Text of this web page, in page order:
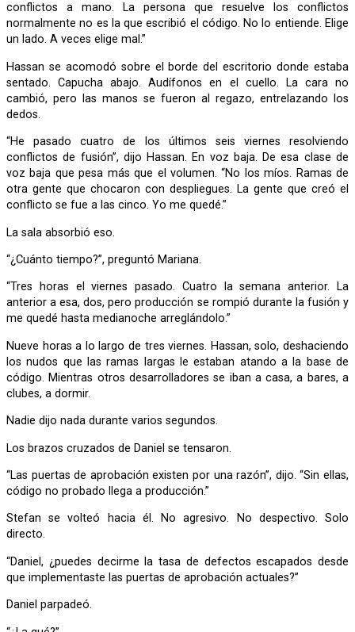
conflictos a mano. La persona que resuelve los conflictos
normalmente no es la que escribió el código. No lo entiende. Elige
un lado. A veces elige mal.”
Hassan se acomodó sobre el borde del escritorio donde estaba
sentado. Capucha abajo. Audífonos en el cuello. La cara no
cambió, pero las manos se fueron al regazo, entrelazando los
dedos.
“He pasado cuatro de los últimos seis viernes resolviendo
conflictos de fusión”, dijo Hassan. En voz baja. De esa clase de
voz baja que pesa más que el volumen. “No los míos. Ramas de
otra gente que chocaron con despliegues. La gente que creó el
conflicto se fue a las cinco. Yo me quedé.”
La sala absorbió eso.
“¿Cuánto tiempo?”, preguntó Mariana.
“Tres horas el viernes pasado. Cuatro la semana anterior. La
anterior a esa, dos, pero producción se rompió durante la fusión y
me quedé hasta medianoche arreglándolo.”
Nueve horas a lo largo de tres viernes. Hassan, solo, deshaciendo
los nudos que las ramas largas le estaban atando a la base de
código. Mientras otros desarrolladores se iban a casa, a bares, a
clubes, a dormir.
Nadie dijo nada durante varios segundos.
Los brazos cruzados de Daniel se tensaron.
“Las puertas de aprobación existen por una razón”, dijo. “Sin ellas,
código no probado llega a producción.”
Stefan se volteó hacia él. No agresivo. No despectivo. Solo
directo.
“Daniel, ¿puedes decirme la tasa de defectos escapados desde
que implementaste las puertas de aprobación actuales?”
Daniel parpadeó.